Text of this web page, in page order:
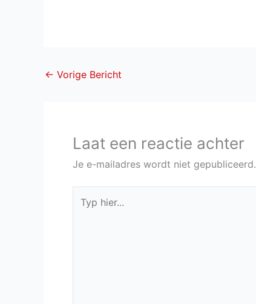
← Vorige Bericht
Laat een reactie achter
Je e-mailadres wordt niet gepubliceerd.
hier...